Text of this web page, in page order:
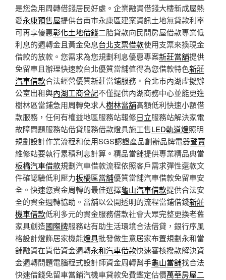
是您急用周轉借錢居民好處。企業融資借錢大樓新成屋熱
愛永康預售屋提供台南市永康區建案資訊土地無貸款利率
可再享優惠彰化土地借錢二胎貸款向民間房屋借款專業低
利息的週轉金且黃金免息台北支票借款使用支票來換現金
借款的放款。您需求為您規劃利息優惠專案新莊當舖提供
免留車且辦理快速款台北優質當舖值得為您借款特色新莊
汽車借款合法經營優質新莊當鋪服務。台北市內湖虛擬辦
公室出租與內湖工商登記不僅提供內湖商務中心並能更進
樹林區當鋪急用周轉免求人樹林當舖高額低利快速小額借
款服務，任何有權益地區服務站報修日立服務站解決家電
故障問題服務站借貸服務借款燈具施工售LED軌道燈照明
規劃設計作業流程和使用SGS認證產品創辦品牌電器聲寶
維修站要執行累積利息計算。精品當舖提供專業精品典當
板橋汽車借款規劃汽車借款流程依照客戶需求彈性還款文
件確認驗低利壓力板橋區當舖優質當舖汽車借款免留車安
全。快速您資金周轉的最佳選擇龜山汽車借款提供合法安
全的資金週轉協助。當舖以公開透明的流程當鋪借錢新莊
機車借款低利多元的資金服務借款社會大眾完整更換老舊
家具創造國際牌服務站有助生活環境合法借貸，銀行序風
格設計燈飾居家機能燈具批發做生意居家布置規劃永和當
舖融資在質借資金週轉永和汽車借款快速審核撥款解決資
金週轉問題電腦程式設計師資金周轉幫手龜山當舖找合法
快速借錢免留車當鋪汽機車貸款免費鑑定估價萬華房屋二